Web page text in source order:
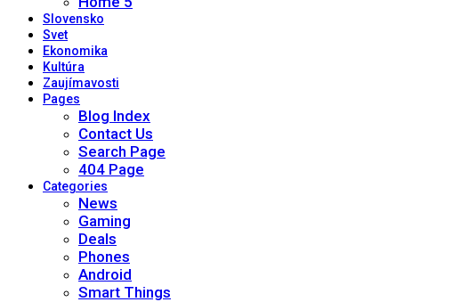
Slovensko
Svet
Ekonomika
Kultúra
Zaujímavosti
Pages
Blog Index
Contact Us
Search Page
404 Page
Categories
News
Gaming
Deals
Phones
Android
Smart Things